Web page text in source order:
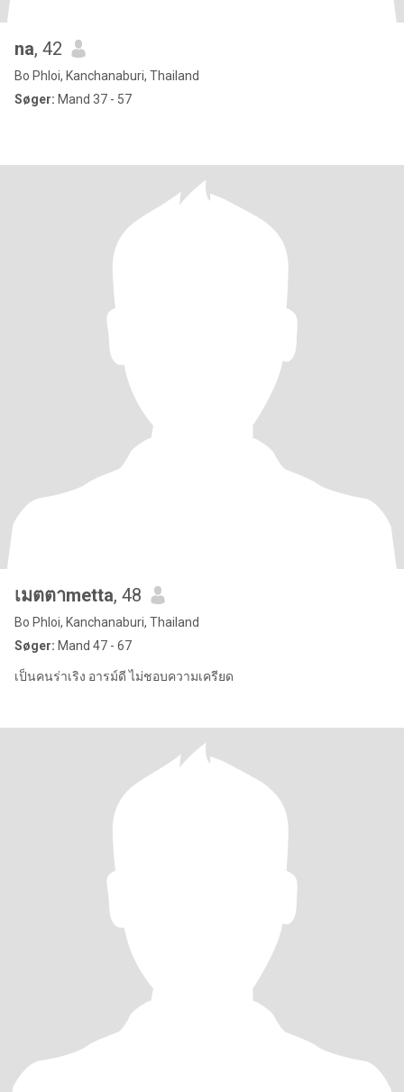
na, 42
Bo Phloi, Kanchanaburi, Thailand
Søger: Mand 37 - 57
เมตตาmetta, 48
Bo Phloi, Kanchanaburi, Thailand
Søger: Mand 47 - 67
เป็นคนร่าเริง อารม์ดี ไม่ชอบความเครียด